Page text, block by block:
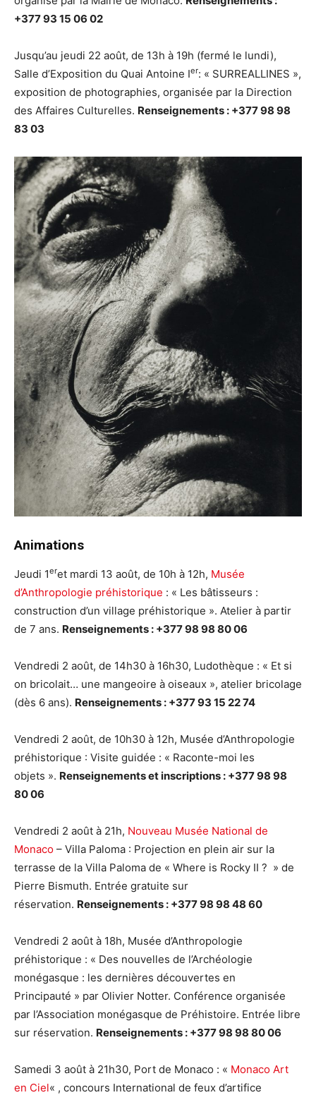
+377 93 15 06 02
Jusqu’au jeudi 22 août, de 13h à 19h (fermé le lundi),
Salle d’Exposition du Quai Antoine Ier: « SURREALLINES »,
exposition de photographies, organisée par la Direction
des Affaires Culturelles. Renseignements : +377 98 98
83 03
Animations
Jeudi 1eret mardi 13 août, de 10h à 12h, Musée
d’Anthropologie préhistorique : « Les bâtisseurs :
construction d’un village préhistorique ». Atelier à partir
de 7 ans. Renseignements : +377 98 98 80 06
Vendredi 2 août, de 14h30 à 16h30, Ludothèque : « Et si
on bricolait… une mangeoire à oiseaux », atelier bricolage
(dès 6 ans). Renseignements : +377 93 15 22 74
Vendredi 2 août, de 10h30 à 12h, Musée d’Anthropologie
préhistorique : Visite guidée : « Raconte-moi les
objets ». Renseignements et inscriptions : +377 98 98
80 06
Vendredi 2 août à 21h, Nouveau Musée National de
Monaco – Villa Paloma : Projection en plein air sur la
terrasse de la Villa Paloma de « Where is Rocky II ? » de
Pierre Bismuth. Entrée gratuite sur
réservation. Renseignements : +377 98 98 48 60
Vendredi 2 août à 18h, Musée d’Anthropologie
préhistorique : « Des nouvelles de l’Archéologie
monégasque : les dernières découvertes en
Principauté » par Olivier Notter. Conférence organisée
par l’Association monégasque de Préhistoire. Entrée libre
sur réservation. Renseignements : +377 98 98 80 06
Samedi 3 août à 21h30, Port de Monaco : « Monaco Art
en Ciel« , concours International de feux d’artifice